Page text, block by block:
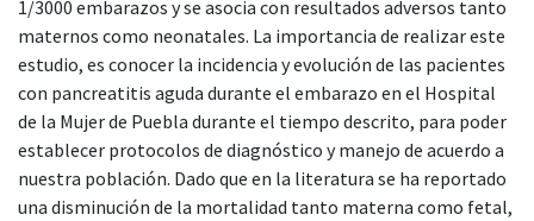
1/3000 embarazos y se asocia con resultados adversos tanto
maternos como neonatales. La importancia de realizar este
estudio, es conocer la incidencia y evolución de las pacientes
con pancreatitis aguda durante el embarazo en el Hospital
de la Mujer de Puebla durante el tiempo descrito, para poder
establecer protocolos de diagnóstico y manejo de acuerdo a
nuestra población. Dado que en la literatura se ha reportado
una disminución de la mortalidad tanto materna como fetal,